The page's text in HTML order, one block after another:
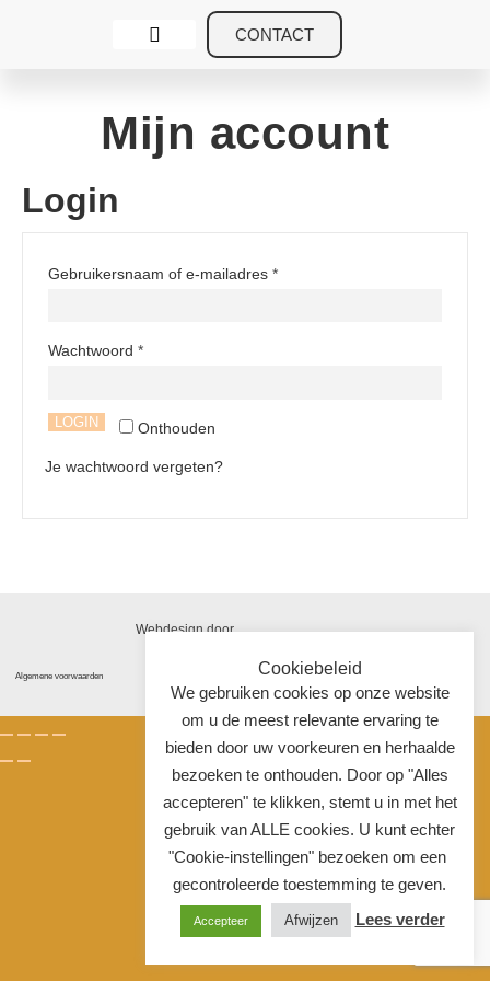
CONTACT
Mijn account
Login
Gebruikersnaam of e-mailadres *
Wachtwoord *
Onthouden
LOGIN
Je wachtwoord vergeten?
Webdesign door
Algemene voorwaarden Disclaimer Privacyverklaring
Cookiebeleid
We gebruiken cookies op onze website
om u de meest relevante ervaring te
bieden door uw voorkeuren en herhaalde
bezoeken te onthouden. Door op "Alles
accepteren" te klikken, stemt u in met het
gebruik van ALLE cookies. U kunt echter
"Cookie-instellingen" bezoeken om een ​​
gecontroleerde toestemming te geven.
Accepteer Afwijzen Lees verder